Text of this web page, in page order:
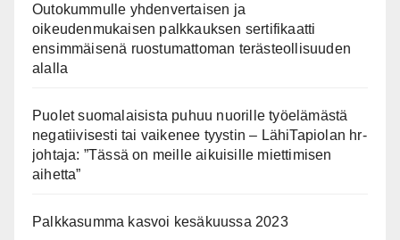
Outokummulle yhdenvertaisen ja
oikeudenmukaisen palkkauksen sertifikaatti
ensimmäisenä ruostumattoman terästeollisuuden
alalla
Puolet suomalaisista puhuu nuorille työelämästä
negatiivisesti tai vaikenee tyystin – LähiTapiolan hr-
johtaja: ”Tässä on meille aikuisille miettimisen
aihetta”
Palkkasumma kasvoi kesäkuussa 2023